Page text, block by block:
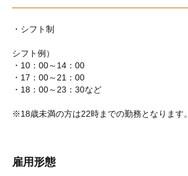
・シフト制
シフト例）
・10：00～14：00
・17：00～21：00
・18：00～23：30など
※18歳未満の方は22時までの勤務となります。
雇用形態